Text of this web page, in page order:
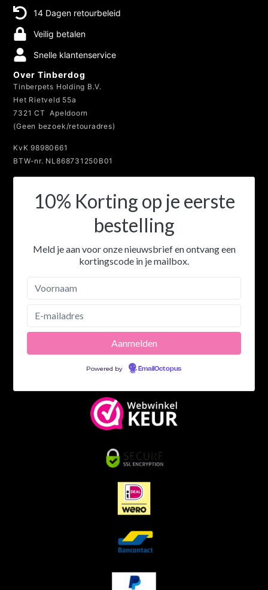
Tinbercat.com
Tinberbirds.com
14 Dagen retourbeleid
Veilig betalen
Snelle klantenservice
Over Tinberdog
Tinberpets Holding B.V.
7321 CT Apeldoorn
(Geen bezoek/retouradres)
BTW-nr. NL868731250B01
10% Korting op je eerste
bestelling
Meld je aan voor onze nieuwsbrief en ontvang een
Powered by EmailOctopus